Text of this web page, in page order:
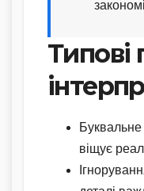
Типові
віщує